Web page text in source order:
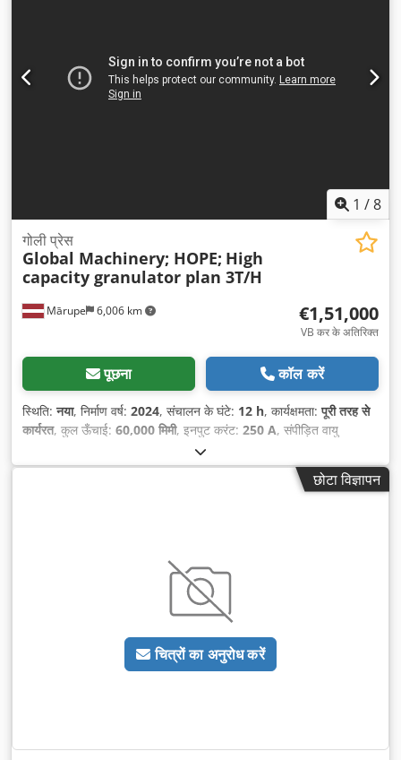
1 /8
Mārupe 6,006 km
गोली प्रेस
Global Machinery; HOPE; High
capacity granulator plan 3T/H
€1,51,000
VB कर के अतिरिक्त
पूछना कॉल करें
स्थिति:नया, निर्माण वर्ष: 2024, संचालन के घंटे: 12 h, कार्यक्षमता:पूरी तरह से
कार्यरत, कुल ऊँचाई: 60,000 मिमी, इनपुट करंट: 250 A, संपीड़ित वायु
380 V
प्रलेखन / मैन्युअल,
छोटा विज्ञापन
चित्रों का अनुरोध करें